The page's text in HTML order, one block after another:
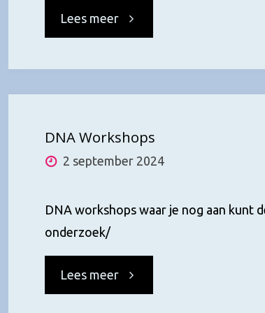
Lees meer"DNA
za
3
mei
2025
Bunnik
DNA Workshops
2 september 2024
DNA workshops waar je nog aan kunt
onderzoek/
Lees meer"DNA